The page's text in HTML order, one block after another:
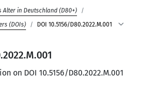
Alter in Deutschland (D80+)
(DOIs)
DOI 10.5156/D80.2022.M.001
on DOI 10.5156/D80.2022.M.001